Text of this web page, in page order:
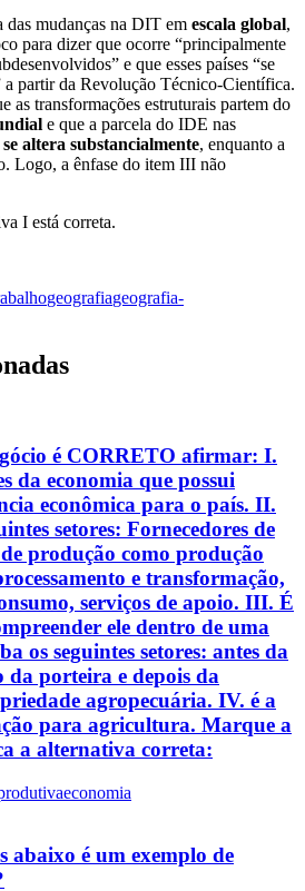
mudanças na DIT em escala global,
para dizer que ocorre “principalmente
e que esses países “se
a partir da Revolução Técnico-Científica.
as transformações estruturais partem do
e que a parcela do IDE nas
altera substancialmente, enquanto a
Logo, a ênfase do item III não
I está correta.
geografiageografia-
é CORRETO afirmar: I.
da economia que possui
econômica para o país. II.
setores: Fornecedores de
produção como produção
e transformação,
serviços de apoio. III. É
ele dentro de uma
os seguintes setores: antes da
porteira e depois da
agropecuária. IV. é a
para agricultura. Marque a
a alternativa correta:
economia
abaixo é um exemplo de